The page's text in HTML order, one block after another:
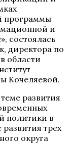
программы
и
состоялась
директора по
области
Кочеляевой.
развития
политики в
трех
округа